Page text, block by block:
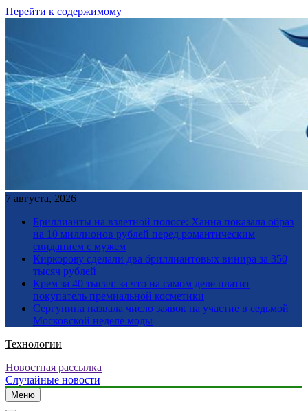
Перейти к содержимому
7 августа, 2026
Бриллианты на взлетной полосе: Ханна показала образ
на 10 миллионов рублей перед романтическим
свиданием с мужем
Киркорову сделали два бриллиантовых винира за 350
тысяч рублей
Крем за 40 тысяч: за что на самом деле платит
покупатель премиальной косметики
Сергунина назвала число заявок на участие в седьмой
Московской неделе моды
Технологии
Новостная рассылка
Случайные новости
Меню